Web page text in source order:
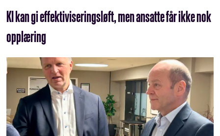
KI kan gi effektivisering­s­løft, men ansatte får ikke nok
opplæring